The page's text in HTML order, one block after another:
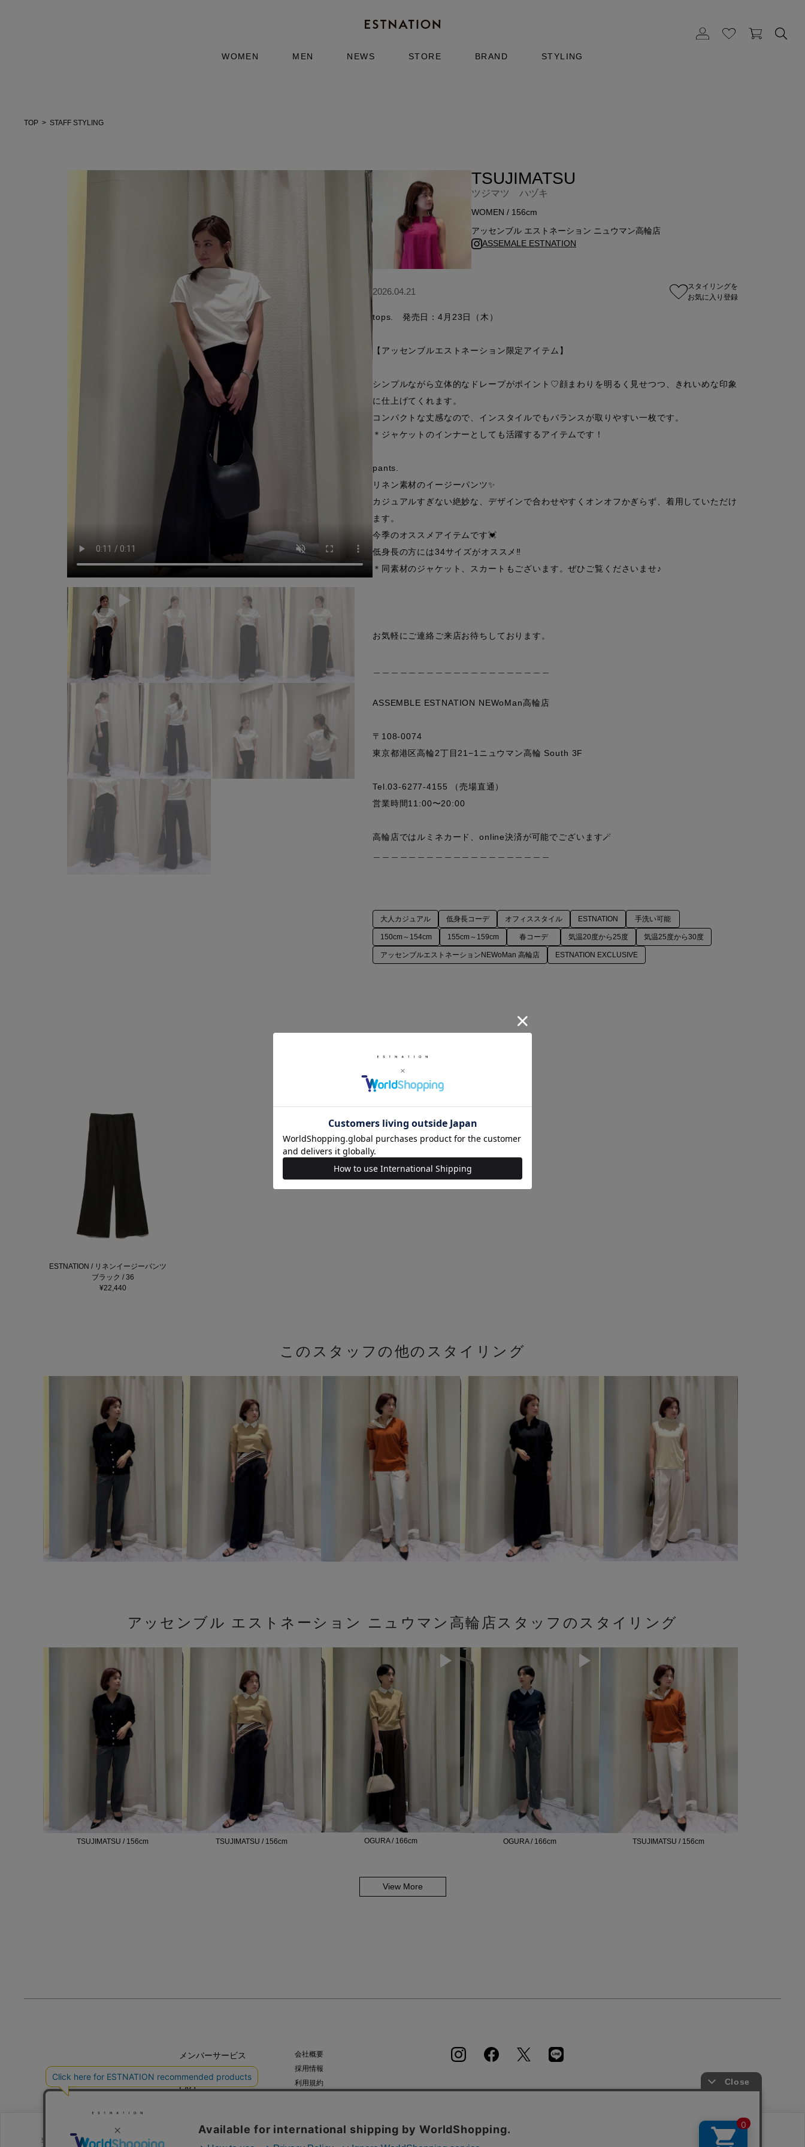
WOMEN MEN NEWS STORE BRAND STYLING
TOP STAFF STYLING
TSUJIMATSU
ツジマツ ハヅキ
WOMEN / 156cm
アッセンブル エストネーション ニュウマン高輪店
ASSEMALE ESTNATION
スタイリングを
お気に入り登録
2026.04.21
tops.   発売日：4月23日（木）
【アッセンブルエストネーション限定アイテム】
シンプルながら立体的なドレープがポイント♡顔まわりを明るく見せつつ、きれいめな印象
に仕上げてくれます。
コンパクトな丈感なので、インスタイルでもバランスが取りやすい一枚です。
＊ジャケットのインナーとしても活躍するアイテムです！
pants.
リネン素材のイージーパンツ✨
カジュアルすぎない絶妙な、デザインで合わせやすくオンオフかぎらず、着用していただけ
ます。
今季のオススメアイテムです💓
低身長の方には34サイズがオススメ‼︎
＊同素材のジャケット、スカートもございます。ぜひご覧くださいませ♪
お気軽にご連絡ご来店お待ちしております。
ASSEMBLE ESTNATION NEWoMan高輪店
〒108-0074
東京都港区高輪2丁目21−1ニュウマン高輪 South 3F
Tel.03-6277-4155 （売場直通）
営業時間11:00〜20:00
高輪店ではルミネカード、online決済が可能でございます🪄
大人カジュアル 低身長コーデ オフィススタイル ESTNATION 手洗い可能
150cm～154cm 155cm～159cm 春コーデ 気温20度から25度 気温25度から30度
アッセンブルエストネーションNEWoMan 高輪店 ESTNATION EXCLUSIVE
COORDINATE ITEMS
ESTNATION / リネンイージーパンツ
ブラック / 36
¥22,440
このスタッフの他のスタイリング
アッセンブル エストネーション ニュウマン高輪店スタッフのスタイリング
TSUJIMATSU / 156cm TSUJIMATSU / 156cm OGURA / 166cm OGURA / 166cm TSUJIMATSU / 156cm
View More
メンバーサービス
FAQ
会社概要
採用情報
利用規約
クッキーポリシー
当サイトでは、サイトの利便性向上のためにクッキーを使用いたします。ボタンから同意の可否を選択してください。選択せずにページを移動した場合、クッキーの使用に同意したことになります。クッキーを通じて収集する情報には「お客様